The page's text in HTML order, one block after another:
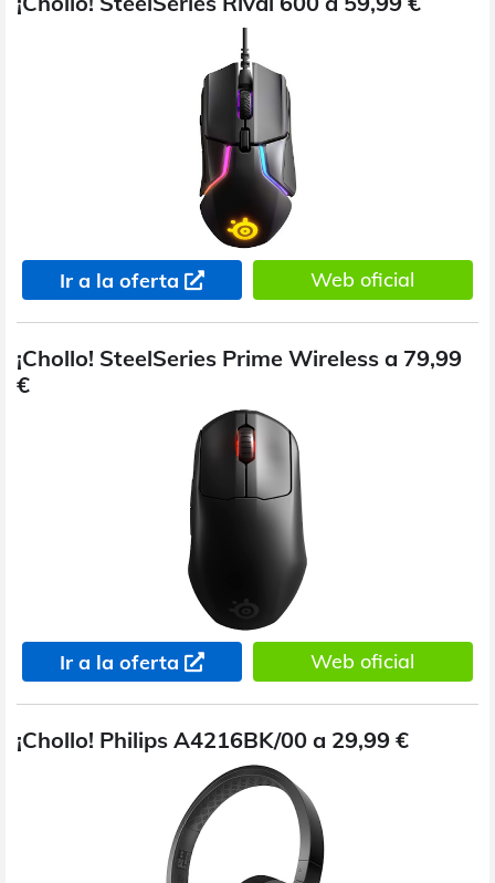
Ir a la oferta Web oficial
¡Chollo! SteelSeries Prime Wireless a 79,99
€
Ir a la oferta Web oficial
¡Chollo! Philips A4216BK/00 a 29,99 €